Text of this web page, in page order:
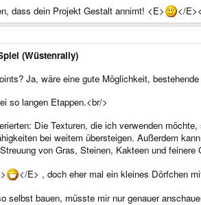
dass dein Projekt Gestalt annimt! <E>
</
(Wüstenrally)
Ja, wäre eine gute Möglichkeit,
so langen Etappen.<br/>
Die Texturen, die ich verwenden
bei weitem übersteigen. Außerdem
von Gras, Steinen, Kakteen und
</E> , doch eher mal ein kleines Dörfchen
selbst bauen, müsste mir nur genauer